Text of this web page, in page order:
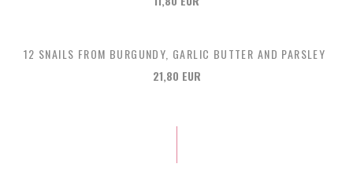
12 SNAILS FROM BURGUNDY, GARLIC BUTTER AND PARSLEY
21,80 EUR